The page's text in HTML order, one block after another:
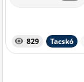
829 Tacskó